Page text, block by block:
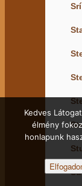
Kedves
élmény
honlapunk